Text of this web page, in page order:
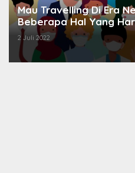
Mau Travelling Di Era
Beberapa Hal Yang
2 Juli 2022